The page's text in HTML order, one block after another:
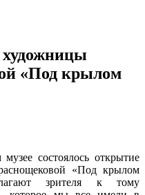
«Под крылом
состоялось открытие
«Под крылом
зрителя к тому